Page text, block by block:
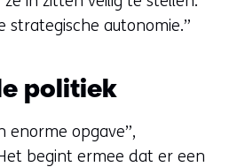
strategische autonomie.”
politiek
enorme opgave”,
begint ermee dat er een